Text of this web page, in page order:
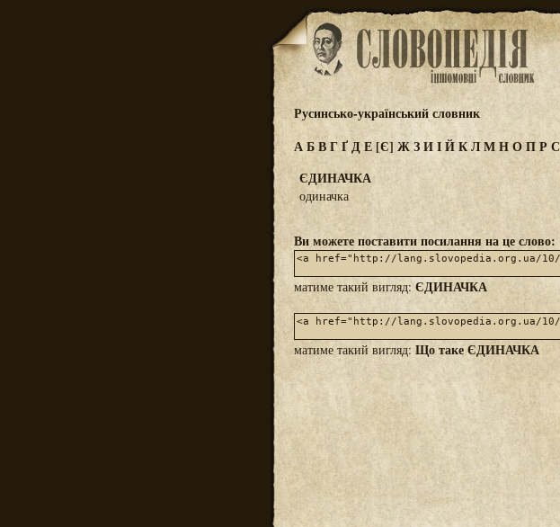
Русинсько-український словник
АБВГҐДЕ[Є] ЖЗИІЙКЛМНОПРС
ЄДИНАЧКА
одиначка
Ви можете поставити посилання на це слово:
матиме такий вигляд: ЄДИНАЧКА
матиме такий вигляд: Що таке ЄДИНАЧКА